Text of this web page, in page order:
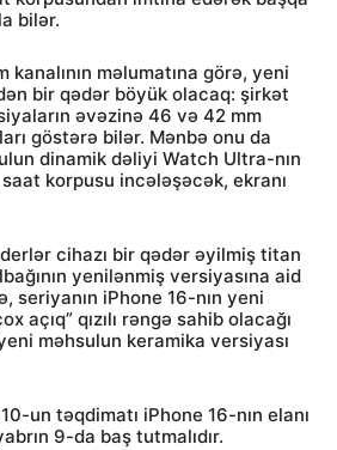
bilər.
kanalının məlumatına görə, yeni
bir qədər böyük olacaq: şirkət
əvəzinə 46 və 42 mm
göstərə bilər. Mənbə onu da
dinamik dəliyi Watch Ultra-nın
korpusu incələşəcək, ekranı
cihazı bir qədər əyilmiş titan
yenilənmiş versiyasına aid
seriyanın iPhone 16-nın yeni
açıq” qızılı rəngə sahib olacağı
məhsulun keramika versiyası
un təqdimatı iPhone 16-nın elanı
9-da baş tutmalıdır.